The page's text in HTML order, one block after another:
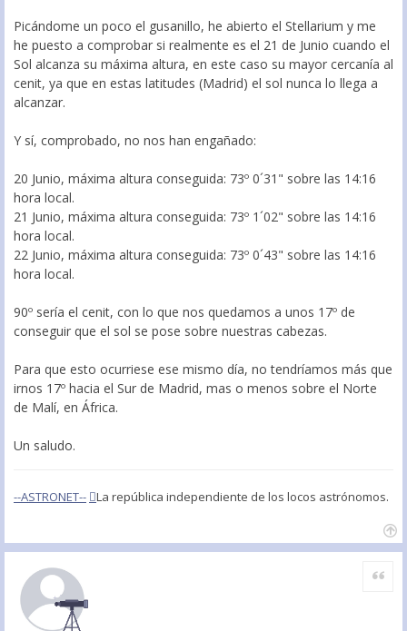
Picándome un poco el gusanillo, he abierto el Stellarium y me
he puesto a comprobar si realmente es el 21 de Junio cuando el
Sol alcanza su máxima altura, en este caso su mayor cercanía al
cenit, ya que en estas latitudes (Madrid) el sol nunca lo llega a
alcanzar.
Y sí, comprobado, no nos han engañado:
20 Junio, máxima altura conseguida: 73º 0´31" sobre las 14:16
hora local.
21 Junio, máxima altura conseguida: 73º 1´02" sobre las 14:16
hora local.
22 Junio, máxima altura conseguida: 73º 0´43" sobre las 14:16
hora local.
90º sería el cenit, con lo que nos quedamos a unos 17º de
conseguir que el sol se pose sobre nuestras cabezas.
Para que esto ocurriese ese mismo día, no tendríamos más que
irnos 17º hacia el Sur de Madrid, mas o menos sobre el Norte
de Malí, en África.
Un saludo.
--ASTRONET-- La república independiente de los locos astrónomos.
Citar